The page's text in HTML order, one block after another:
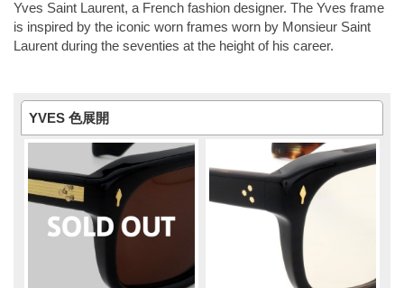
Yves Saint Laurent, a French fashion designer. The Yves frame
is inspired by the iconic worn frames worn by Monsieur Saint
Laurent during the seventies at the height of his career.
YVES 色展開